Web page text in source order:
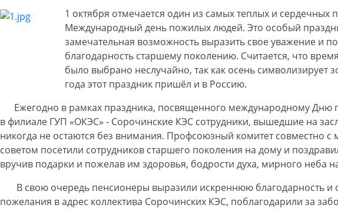
1 октября отмечается один из самых теплых и сердечных
Международный день пожилых людей. Это особый
замечательная возможность выразить свое уважение и
благодарность старшему поколению. Считается, что
было выбрано неслучайно, так как осень символизирует
года этот праздник пришёл и в Россию.
Ежегодно в рамках праздника, посвященного международному Дню
в филиале ГУП «ОКЭС» - Сорочинские КЭС сотрудники, вышедшие на
никогда не остаются без внимания. Профсоюзный комитет совместно
советом посетили сотрудников старшего поколения на дому и
вручив подарки и пожелав им здоровья, бодрости духа, мирного неба
В свою очередь пенсионеры выразили искреннюю благодарность и
пожелания в адрес коллектива Сорочинских КЭС, поблагодарили за